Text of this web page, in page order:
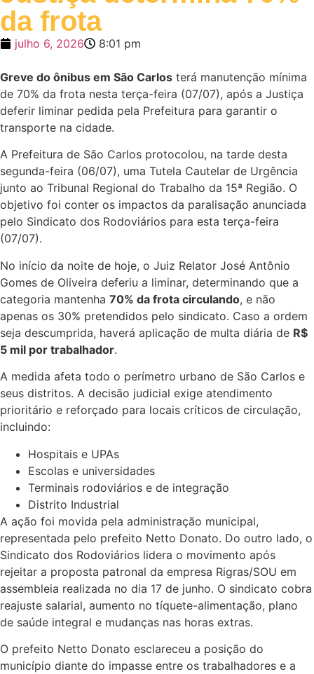
da frota
julho 6, 2026 8:01 pm
Greve do ônibus em São Carlos terá manutenção mínima
de 70% da frota nesta terça-feira (07/07), após a Justiça
deferir liminar pedida pela Prefeitura para garantir o
transporte na cidade.
A Prefeitura de São Carlos protocolou, na tarde desta
segunda-feira (06/07), uma Tutela Cautelar de Urgência
junto ao Tribunal Regional do Trabalho da 15ª Região. O
objetivo foi conter os impactos da paralisação anunciada
pelo Sindicato dos Rodoviários para esta terça-feira
(07/07).
No início da noite de hoje, o Juiz Relator José Antônio
Gomes de Oliveira deferiu a liminar, determinando que a
categoria mantenha 70% da frota circulando, e não
apenas os 30% pretendidos pelo sindicato. Caso a ordem
seja descumprida, haverá aplicação de multa diária de R$
5 mil por trabalhador.
A medida afeta todo o perímetro urbano de São Carlos e
seus distritos. A decisão judicial exige atendimento
prioritário e reforçado para locais críticos de circulação,
incluindo:
Hospitais e UPAs
Escolas e universidades
Terminais rodoviários e de integração
Distrito Industrial
A ação foi movida pela administração municipal,
representada pelo prefeito Netto Donato. Do outro lado, o
Sindicato dos Rodoviários lidera o movimento após
rejeitar a proposta patronal da empresa Rigras/SOU em
assembleia realizada no dia 17 de junho. O sindicato cobra
reajuste salarial, aumento no tíquete-alimentação, plano
de saúde integral e mudanças nas horas extras.
O prefeito Netto Donato esclareceu a posição do
município diante do impasse entre os trabalhadores e a